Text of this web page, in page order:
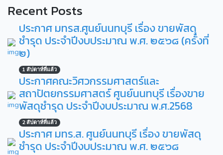
Recent Posts
ประกาศ มทรส.ศูนย์นนทบุรี เรื่อง ขายพัสดุ
ชำรุด ประจำปีงบประมาณ พ.ศ. ๒๕๖๘ (ครั้งที่
๒)
1 สัปดาห์ที่แล้ว
ประกาศคณะวิศวกรรมศาสตร์และ
สถาปัตยกรรมศาสตร์ ศูนย์นนทบุรี เรื่องขาย
พัสดุชำรุด ประจำปีงบประมาณ พ.ศ.2568
2 สัปดาห์ที่แล้ว
ประกาศ มทร.ส. ศูนย์นนทบุรี เรื่อง ขายพัสดุ
ชำรุด ประจำปีงบประมาณ พ.ศ. ๒๕๖๘